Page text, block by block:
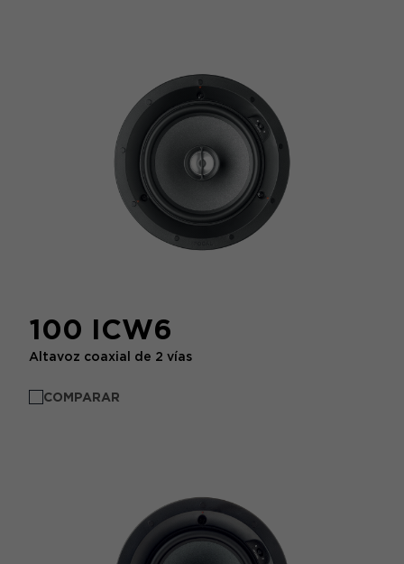
100 ICW6
Altavoz coaxial de 2 vías
COMPARAR